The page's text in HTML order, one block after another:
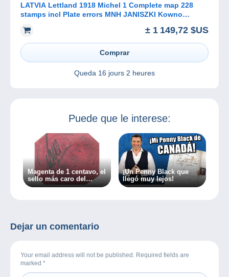
LATVIA Lettland 1918 Michel 1 Complete map 228
stamps incl Plate errors MNH JANISZKI Kowno
± 1 149,72 $US
Comprar
Queda 16 jours 2 heures
Puede que le interese:
Magenta de 1 centavo, el
sello más caro del
mundo
¡Un Penny Black que
llegó muy lejos!
Dejar un comentario
Your email address will not be published. Required fields are
marked *